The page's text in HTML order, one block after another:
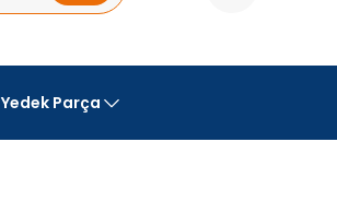
Yedek Parça